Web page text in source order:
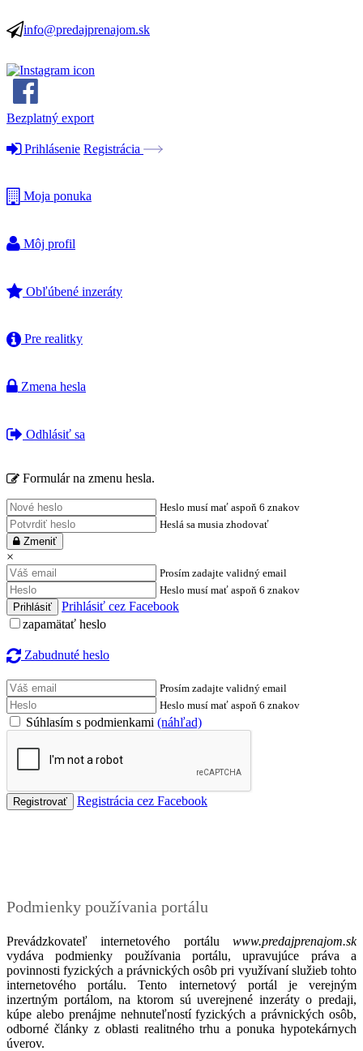
info@predajprenajom.sk
Bezplatný export
Prihlásenie Registrácia
Moja ponuka
Môj profil
Obľúbené inzeráty
Pre realitky
Zmena hesla
Odhlásiť sa
Formulár na zmenu hesla.
Heslo musí mať aspoň 6 znakov
Heslá sa musia zhodovať
Zmeniť
×
Prosím zadajte validný email
Heslo musí mať aspoň 6 znakov
Prihlásiť cez Facebook
zapamätať heslo
Zabudnuté heslo
Prosím zadajte validný email
Heslo musí mať aspoň 6 znakov
Súhlasím s podmienkami (náhľad)
Registrácia cez Facebook
Podmienky používania portálu
Prevádzkovateľ internetového portálu www.predajprenajom.sk
vydáva podmienky používania portálu, upravujúce práva a
povinnosti fyzických a právnických osôb pri využívaní služieb tohto
internetového portálu. Tento internetový portál je verejným
inzertným portálom, na ktorom sú uverejnené inzeráty o predaji,
kúpe alebo prenájme nehnuteľností fyzických a právnických osôb,
odborné články z oblasti realitného trhu a ponuka hypotekárnych
úverov.